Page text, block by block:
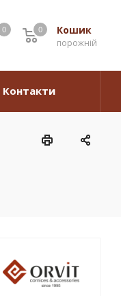
0 Кошик
0
порожній
0
Контакти